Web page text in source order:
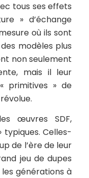
tous ses effets
» d’échange
où ils sont
modèles plus
non seulement
mais il leur
primitives » de
œuvres SDF,
typiques. Celles-
de l’ère de leur
jeu de dupes
générations à